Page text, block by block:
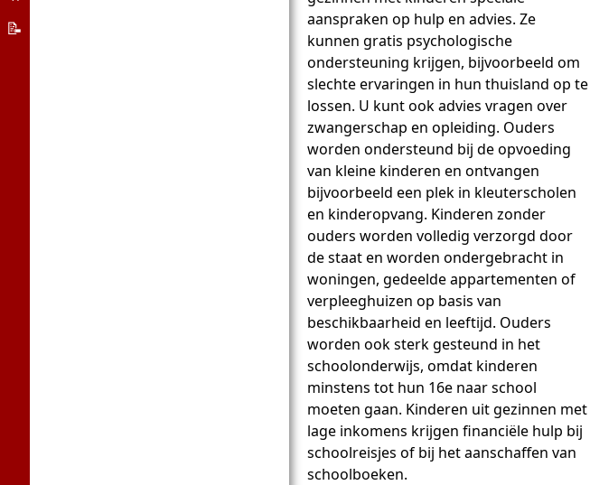
Asielstelsel
📝
aanspraken op hulp en advies. Ze
kunnen gratis psychologische
ondersteuning krijgen, bijvoorbeeld om
slechte ervaringen in hun thuisland op te
lossen. U kunt ook advies vragen over
zwangerschap en opleiding. Ouders
worden ondersteund bij de opvoeding
van kleine kinderen en ontvangen
bijvoorbeeld een plek in kleuterscholen
en kinderopvang. Kinderen zonder
ouders worden volledig verzorgd door
de staat en worden ondergebracht in
woningen, gedeelde appartementen of
verpleeghuizen op basis van
beschikbaarheid en leeftijd. Ouders
worden ook sterk gesteund in het
schoolonderwijs, omdat kinderen
minstens tot hun 16e naar school
moeten gaan. Kinderen uit gezinnen met
lage inkomens krijgen financiële hulp bij
schoolreisjes of bij het aanschaffen van
schoolboeken.